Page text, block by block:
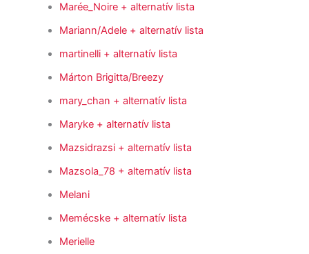
Marée_Noire + alternatív lista
Mariann/Adele + alternatív lista
martinelli + alternatív lista
Márton Brigitta/Breezy
mary_chan + alternatív lista
Maryke + alternatív lista
Mazsidrazsi + alternatív lista
Mazsola_78 + alternatív lista
Melani
Memécske + alternatív lista
Merielle